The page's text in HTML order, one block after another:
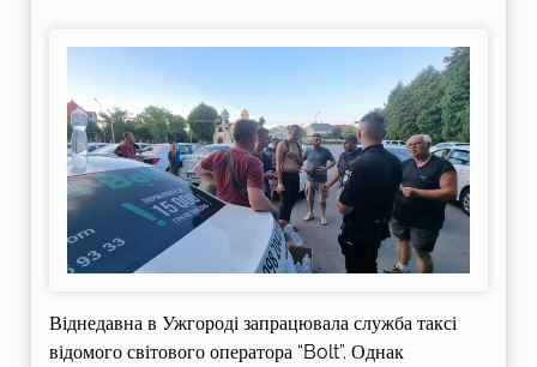
Віднедавна в Ужгороді запрацювала служба таксі
відомого світового оператора “Bolt”. Однак